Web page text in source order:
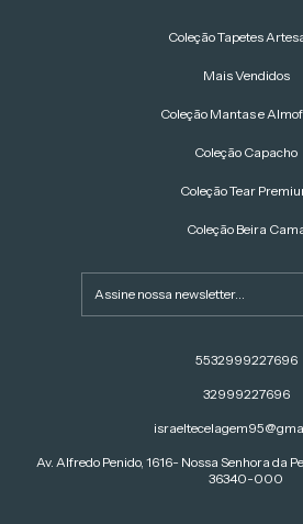
Coleção Tapetes
Mais Vendidos
Coleção Mantas e
Coleção Capacho
Coleção Tear
Coleção Beira
5532999227696
32999227696
Av. Alfredo Penido, 1616- Nossa Senhora da
36340-000